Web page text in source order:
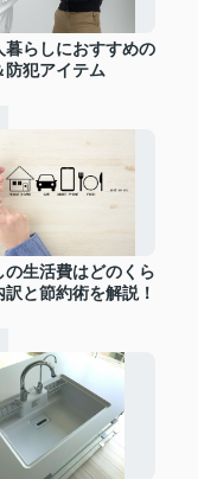
暮らしにおすすめの
防犯アイテム
の生活費はどのくら
と節約術を解説！